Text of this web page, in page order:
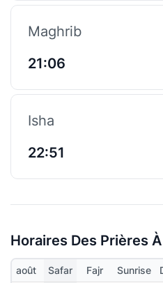
Maghrib
21:06
Isha
22:51
Horaires Des Prières
août Safar Fajr Sunrise